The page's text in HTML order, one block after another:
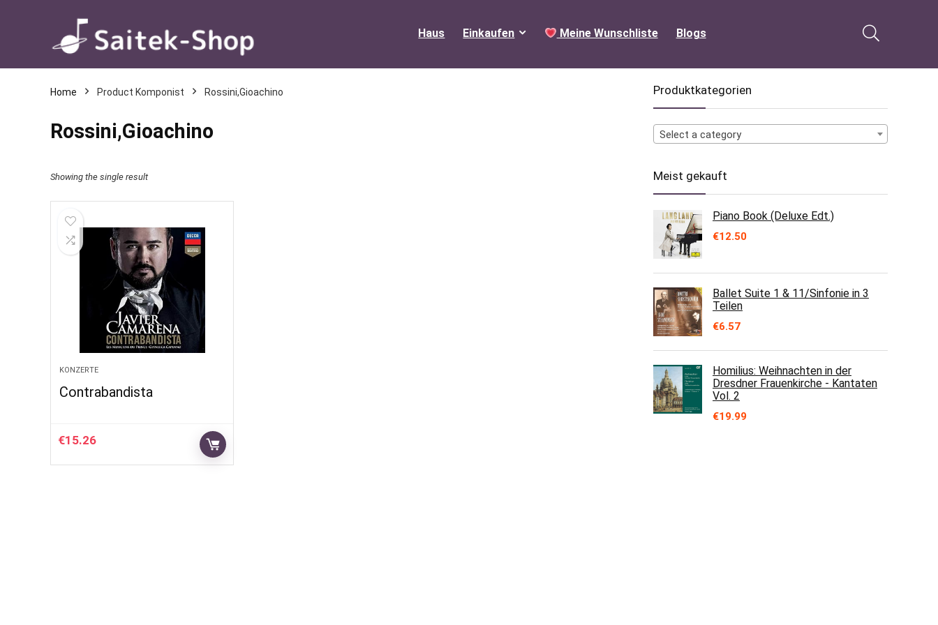
Haus Einkaufen Meine Wunschliste Blogs
Home Product Komponist Rossini,Gioachino
Rossini,Gioachino
Showing the single result
KONZERTE
Contrabandista
€15.26
Produktkategorien
Select a category
Meist gekauft
Piano Book (Deluxe Edt.)
€12.50
Ballet Suite 1 & 11/Sinfonie in 3
Teilen
€6.57
Homilius: Weihnachten in der
Dresdner Frauenkirche - Kantaten
Vol. 2
€19.99